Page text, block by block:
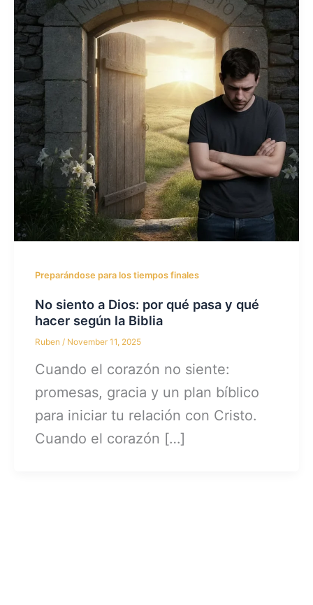
Preparándose para los tiempos finales
No siento a Dios: por qué pasa y qué
hacer según la Biblia
Ruben/ November 11, 2025
Cuando el corazón no siente:
promesas, gracia y un plan bíblico
para iniciar tu relación con Cristo.
Cuando el corazón […]